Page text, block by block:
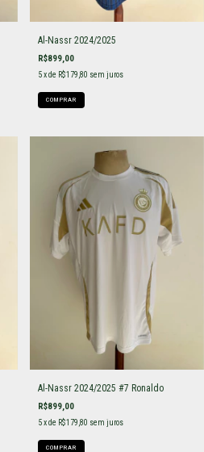
Al-Nassr 2024/2025
R$899,00
5 x de R$179,80 sem juros
COMPRAR
Al-Nassr 2024/2025 #7 Ronaldo
R$899,00
5 x de R$179,80 sem juros
COMPRAR